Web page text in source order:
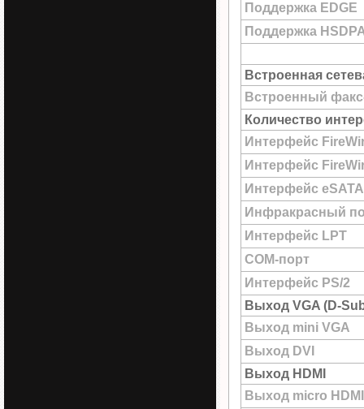
Поддержка EDGE
Поддержка
Встроенная
Встроенный
Количество
Интерфейс
Интерфейс
Интерфейс eSATA
Инфракрасный
Интерфейс LPT
COM-порт
Интерфейс PS/2
Выход VGA (D-
Выход mini VGA
Выход DVI
Выход HDMI
Выход micro HDMI